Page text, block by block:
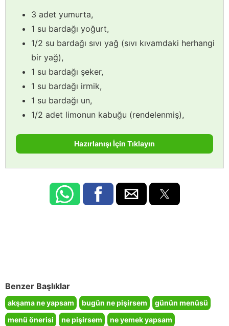
3 adet yumurta,
1 su bardağı yoğurt,
1/2 su bardağı sıvı yağ (sıvı kıvamdaki herhangi
bir yağ),
1 su bardağı şeker,
1 su bardağı irmik,
1 su bardağı un,
1/2 adet limonun kabuğu (rendelenmiş),
Hazırlanışı İçin Tıklayın
Benzer Başlıklar
akşama ne yapsam bugün ne pişirsem
günün menüsü
menü önerisi
ne pişirsem
ne yemek yapsam